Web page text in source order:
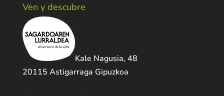
Ven y descubre
Kale Nagusia, 48
20115 Astigarraga Gipuzkoa